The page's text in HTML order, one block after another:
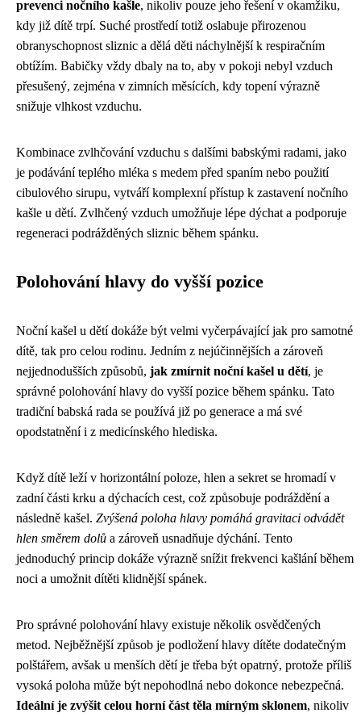
prevenci nočního kašle, nikoliv pouze jeho řešení v okamžiku,
kdy již dítě trpí. Suché prostředí totiž oslabuje přirozenou
obranyschopnost sliznic a dělá děti náchylnější k respiračním
obtížím. Babičky vždy dbaly na to, aby v pokoji nebyl vzduch
přesušený, zejména v zimních měsících, kdy topení výrazně
snižuje vlhkost vzduchu.
Kombinace zvlhčování vzduchu s dalšími babskými radami, jako
je podávání teplého mléka s medem před spaním nebo použití
cibulového sirupu, vytváří komplexní přístup k zastavení nočního
kašle u dětí. Zvlhčený vzduch umožňuje lépe dýchat a podporuje
regeneraci podrážděných sliznic během spánku.
Polohování hlavy do vyšší pozice
Noční kašel u dětí dokáže být velmi vyčerpávající jak pro samotné
dítě, tak pro celou rodinu. Jedním z nejúčinnějších a zároveň
nejjednodušších způsobů, jak zmírnit noční kašel u dětí, je
správné polohování hlavy do vyšší pozice během spánku. Tato
tradiční babská rada se používá již po generace a má své
opodstatnění i z medicínského hlediska.
Když dítě leží v horizontální poloze, hlen a sekret se hromadí v
zadní části krku a dýchacích cest, což způsobuje podráždění a
následně kašel. Zvýšená poloha hlavy pomáhá gravitaci odvádět
hlen směrem dolů a zároveň usnadňuje dýchání. Tento
jednoduchý princip dokáže výrazně snížit frekvenci kašlání během
noci a umožnit dítěti klidnější spánek.
Pro správné polohování hlavy existuje několik osvědčených
metod. Nejběžnější způsob je podložení hlavy dítěte dodatečným
polštářem, avšak u menších dětí je třeba být opatrný, protože příliš
vysoká poloha může být nepohodlná nebo dokonce nebezpečná.
Ideální je zvýšit celou horní část těla mírným sklonem, nikoliv